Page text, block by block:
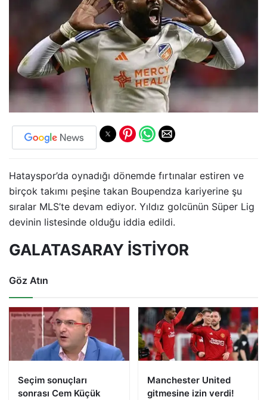
Hatayspor’da oynadığı dönemde fırtınalar estiren ve
birçok takımı peşine takan Boupendza kariyerine şu
sıralar MLS’te devam ediyor. Yıldız golcünün Süper Lig
devinin listesinde olduğu iddia edildi.
GALATASARAY İSTİYOR
Göz Atın
Seçim sonuçları
sonrası Cem Küçük
Manchester United
gitmesine izin verdi!